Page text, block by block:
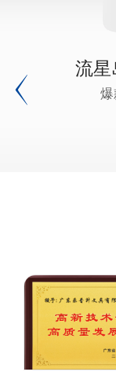
流